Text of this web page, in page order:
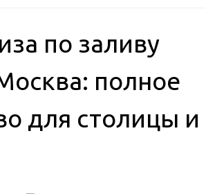
по заливу
полное
для столицы и